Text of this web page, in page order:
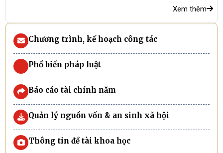
Xem thêm
Chương trình, kế hoạch công tác
Phổ biến pháp luật
Báo cáo tài chính năm
Quản lý nguồn vốn & an sinh xã hội
Thông tin đề tài khoa học